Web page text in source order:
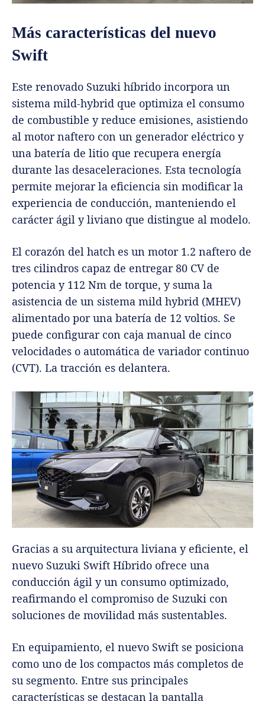
Más características del nuevo
Swift
Este renovado Suzuki híbrido incorpora un
sistema mild-hybrid que optimiza el consumo
de combustible y reduce emisiones, asistiendo
al motor naftero con un generador eléctrico y
una batería de litio que recupera energía
durante las desaceleraciones. Esta tecnología
permite mejorar la eficiencia sin modificar la
experiencia de conducción, manteniendo el
carácter ágil y liviano que distingue al modelo.
El corazón del hatch es un motor 1.2 naftero de
tres cilindros capaz de entregar 80 CV de
potencia y 112 Nm de torque, y suma la
asistencia de un sistema mild hybrid (MHEV)
alimentado por una batería de 12 voltios. Se
puede configurar con caja manual de cinco
velocidades o automática de variador continuo
(CVT). La tracción es delantera.
Gracias a su arquitectura liviana y eficiente, el
nuevo Suzuki Swift Híbrido ofrece una
conducción ágil y un consumo optimizado,
reafirmando el compromiso de Suzuki con
soluciones de movilidad más sustentables.
En equipamiento, el nuevo Swift se posiciona
como uno de los compactos más completos de
su segmento. Entre sus principales
características se destacan la pantalla